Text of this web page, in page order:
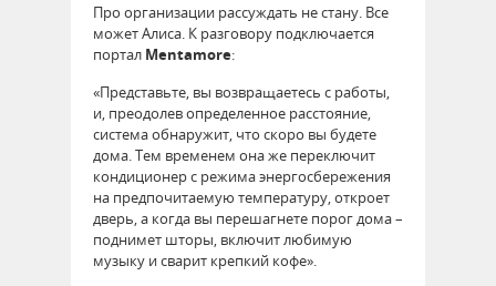
Про организации рассуждать не стану. Все
может Алиса. К разговору подключается
портал Mentamore:
«Представьте, вы возвращаетесь с работы,
и, преодолев определенное расстояние,
система обнаружит, что скоро вы будете
дома. Тем временем она же переключит
кондиционер с режима энергосбережения
на предпочитаемую температуру, откроет
дверь, а когда вы перешагнете порог дома –
поднимет шторы, включит любимую
музыку и сварит крепкий кофе».